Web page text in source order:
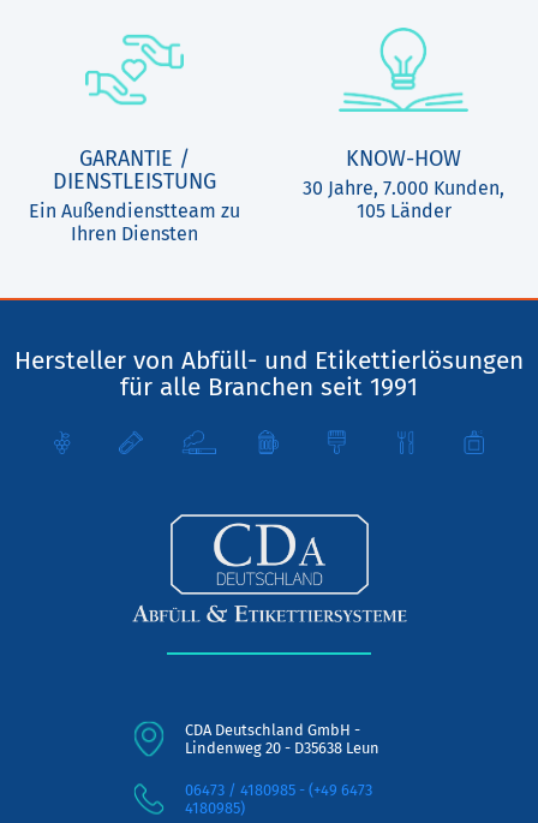
GARANTIE /
DIENSTLEISTUNG
Ein Außendienstteam zu
Ihren Diensten
KNOW-HOW
30 Jahre, 7.000 Kunden,
105 Länder
Hersteller von Abfüll- und Etikettierlösungen
für alle Branchen seit 1991
CDA Deutschland GmbH -
Lindenweg 20 - D35638 Leun
06473 / 4180985 - (+49 6473
4180985)